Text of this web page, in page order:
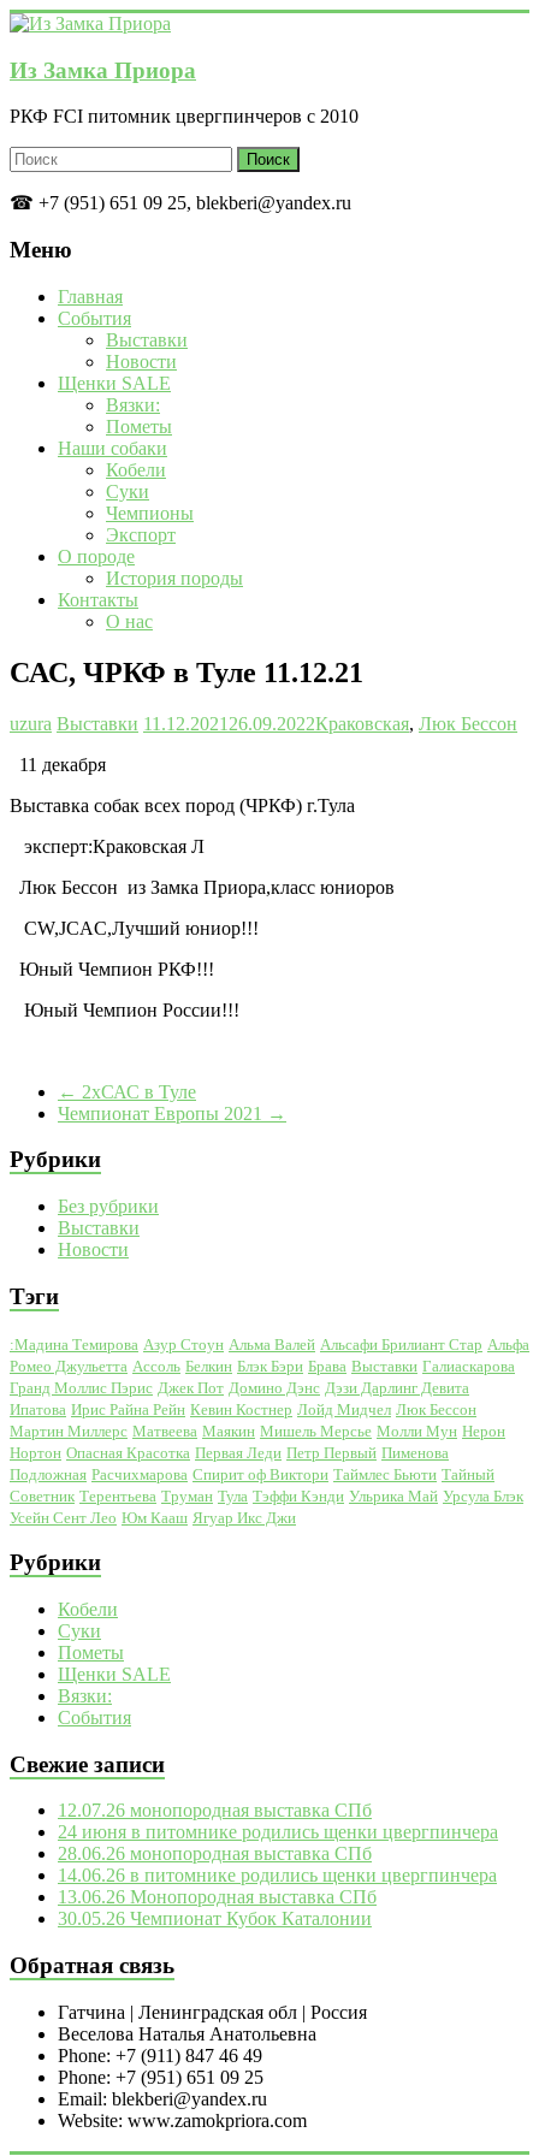
Перейти
содержимому
Из Замка Приора
РКФ FCI питомник цвергпинчеров с 2010
☎ +7 (951) 651 09 25, blekberi@yandex.ru
Меню
Главная
События
Выставки
Новости
Щенки SALE
Вязки:
Пометы
Наши собаки
Кобели
Суки
Чемпионы
Экспорт
О породе
История породы
Контакты
О нас
САС, ЧРКФ в Туле 11.12.21
uzura Выставки 11.12.2021 26.09.2022Краковская, Люк Бессон
11 декабря
Выставка собак всех пород (ЧРКФ) г.Тула
эксперт:Краковская Л
Люк Бессон из Замка Приора,класс юниоров
CW,JCAC,Лучший юниор!!!
Юный Чемпион РКФ!!!
Юный Чемпион России!!!
← 2хСАС в Туле
Чемпионат Европы 2021 →
Рубрики
Без рубрики
Выставки
Новости
Тэги
:Мадина Темирова Азур Стоун Альма Валей Альсафи Брилиант Стар Альфа
Ромео Джульетта Ассоль Белкин Блэк Бэри Брава Выставки Галиаскарова
Гранд Моллис Пэрис Джек Пот Домино Дэнс Дэзи Дарлинг Девита
Ипатова Ирис Райна Рейн Кевин Костнер Лойд Мидчел Люк Бессон
Мартин Миллерс Матвеева Маякин Мишель Мерсье Молли Мун Нерон
Нортон Опасная Красотка Первая Леди Петр Первый Пименова
Подложная Расчихмарова Спирит оф Виктори Таймлес Бьюти Тайный
Советник Терентьева Труман Тула Тэффи Кэнди Ульрика Май Урсула Блэк
Усейн Сент Лео Юм Кааш Ягуар Икс Джи
Рубрики
Кобели
Суки
Пометы
Щенки SALE
Вязки:
События
Свежие записи
12.07.26 монопородная выставка СПб
24 июня в питомнике родились щенки цвергпинчера
28.06.26 монопородная выставка СПб
14.06.26 в питомнике родились щенки цвергпинчера
13.06.26 Монопородная выставка СПб
30.05.26 Чемпионат Кубок Каталонии
Обратная связь
Гатчина | Ленинградская обл | Россия
Веселова Наталья Анатольевна
Phone: +7 (911) 847 46 49
Phone: +7 (951) 651 09 25
Email: blekberi@yandex.ru
Website: www.zamokpriora.com